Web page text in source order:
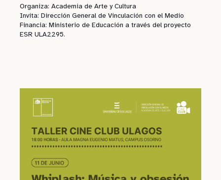
Organiza: Academia de Arte y Cultura
Invita: Dirección General de Vinculación con el Medio
Financia: Ministerio de Educación a través del proyecto
ESR ULA2295.